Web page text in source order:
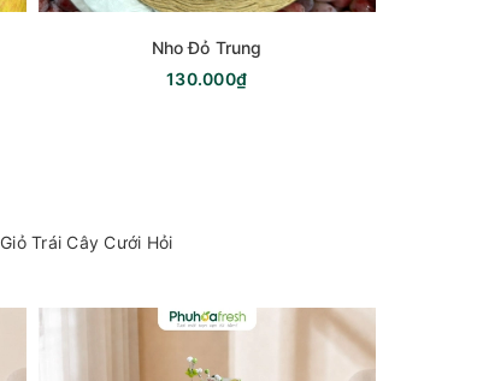
Nho Đỏ Trung
130.000₫
Giỏ Trái Cây Cưới Hỏi